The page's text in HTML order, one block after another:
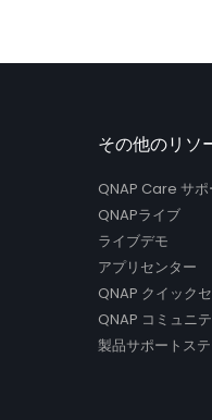
その他のリソ
QNAP Care サポ
QNAPライブ
ライブデモ
アプリセンター
QNAP クイック
QNAP コミュニ
製品サポートス